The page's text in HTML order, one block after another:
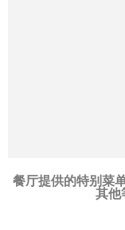
餐厅提供的特别菜
其他